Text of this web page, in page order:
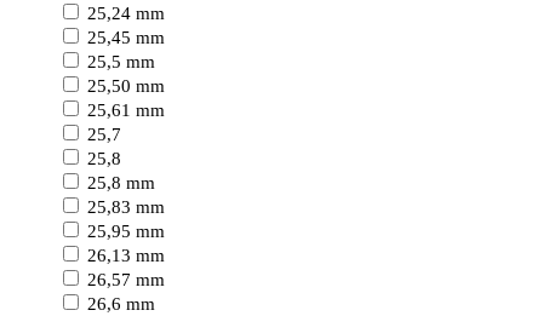
25,24 mm
25,45 mm
25,5 mm
25,50 mm
25,61 mm
25,7
25,8
25,8 mm
25,83 mm
25,95 mm
26,13 mm
26,57 mm
26,6 mm